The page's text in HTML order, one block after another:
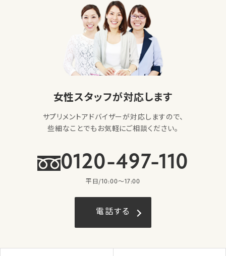
女性スタッフが対応します
サプリメントアドバイザーが対応しますので、
些細なことでもお気軽にご相談ください。
0120-497-110
平日/10:00〜17:00
電話する